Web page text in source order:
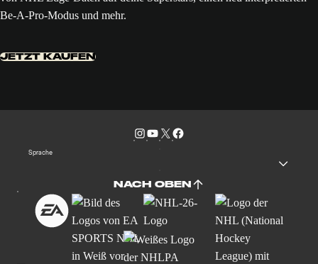
Be-A-Pro-Modus und mehr.
JETZT KAUFEN
Sprache
NACH OBEN